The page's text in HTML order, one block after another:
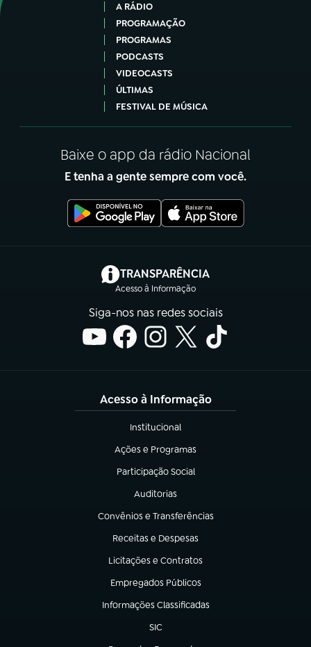
A RÁDIO
PROGRAMAÇÃO
PROGRAMAS
PODCASTS
VIDEOCASTS
ÚLTIMAS
FESTIVAL DE MÚSICA
Baixe o app da rádio Nacional
E tenha a gente sempre com você.
TRANSPARÊNCIA
Acesso à Informação
(abre em nova aba)
Siga-nos nas redes sociais
Acesso à Informação
Institucional
(abre em nova aba)
Ações e Programas
(abre em nova aba)
Participação Social
(abre em nova aba)
Auditorias
(abre em nova aba)
Convênios e Transferências
(abre em nova aba)
Receitas e Despesas
(abre em nova aba)
Licitações e Contratos
(abre em nova aba)
Empregados Públicos
(abre em nova aba)
Informações Classificadas
(abre em nova aba)
SIC
(abre em nova aba)